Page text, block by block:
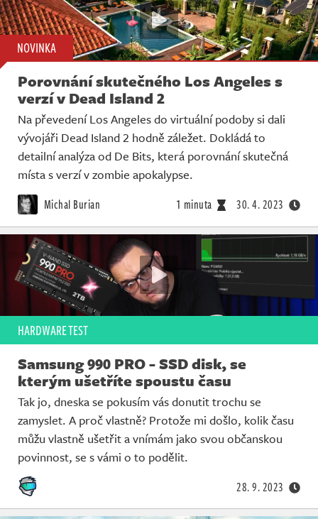
NOVINKA
Porovnání skutečného Los Angeles s
verzí v Dead Island 2
Na převedení Los Angeles do virtuální podoby si dali
vývojáři Dead Island 2 hodně záležet. Dokládá to
detailní analýza od De Bits, která porovnání skutečná
místa s verzí v zombie apokalypse.
Michal Burian 1 minuta 30. 4. 2023
HARDWARE TEST
Samsung 990 PRO - SSD disk, se
kterým ušetříte spoustu času
Tak jo, dneska se pokusím vás donutit trochu se
zamyslet. A proč vlastně? Protože mi došlo, kolik času
můžu vlastně ušetřit a vnímám jako svou občanskou
povinnost, se s vámi o to podělit.
28. 9. 2023